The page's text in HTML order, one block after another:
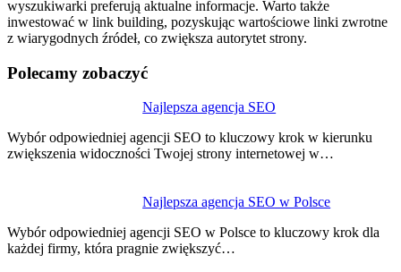
wyszukiwarki preferują aktualne informacje. Warto także
inwestować w link building, pozyskując wartościowe linki zwrotne
z wiarygodnych źródeł, co zwiększa autorytet strony.
Polecamy zobaczyć
Najlepsza agencja SEO
Wybór odpowiedniej agencji SEO to kluczowy krok w kierunku
zwiększenia widoczności Twojej strony internetowej w…
Najlepsza agencja SEO w Polsce
Wybór odpowiedniej agencji SEO w Polsce to kluczowy krok dla
każdej firmy, która pragnie zwiększyć…
wpisu